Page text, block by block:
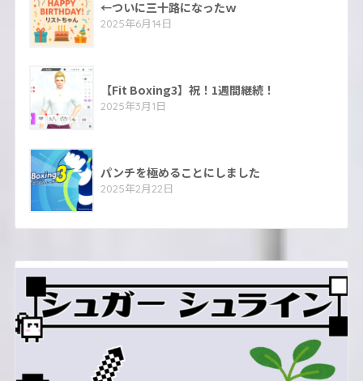
←ついに三十路になったｗ
2025年6月14日
【Fit Boxing3】祝！1週間継続！
2025年3月1日
パンチを極めることにしました
2025年2月22日